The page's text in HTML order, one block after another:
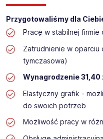
Przygotowaliśmy dla
Pracę w stabilnej
Zatrudnienie w oparciu
tymczasowa)
Wynagrodzenie 31,40
Elastyczny grafik -
do swoich potrzeb
Możliwość pracy w